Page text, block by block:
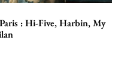
: Hi-Five, Harbin, My